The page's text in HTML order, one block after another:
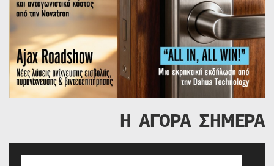
Η ΑΓΟΡΑ ΣΗΜΕΡΑ